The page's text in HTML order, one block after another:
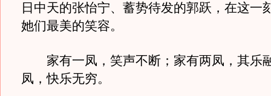
日中天的张怡宁、蓄势待发的郭跃，在这一
她们最美的笑容。
家有一凤，笑声不断；家有两凤，其乐
凤，快乐无穷。